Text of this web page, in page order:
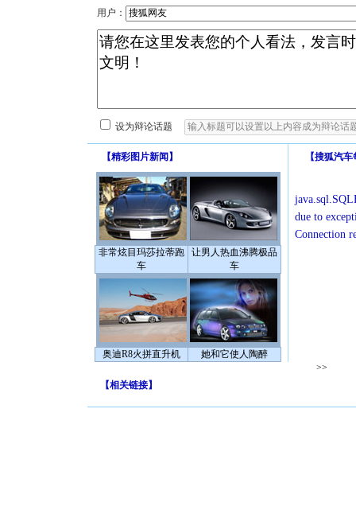
用户：
设为辩论话题
【精彩图片新闻 】
非常炫目玛莎拉蒂跑
车
让男人热血沸腾极品
车
奥迪R8火拼直升机 她和它使人陶醉
【搜狐汽车
due to
Connection
>>
【相关链接】